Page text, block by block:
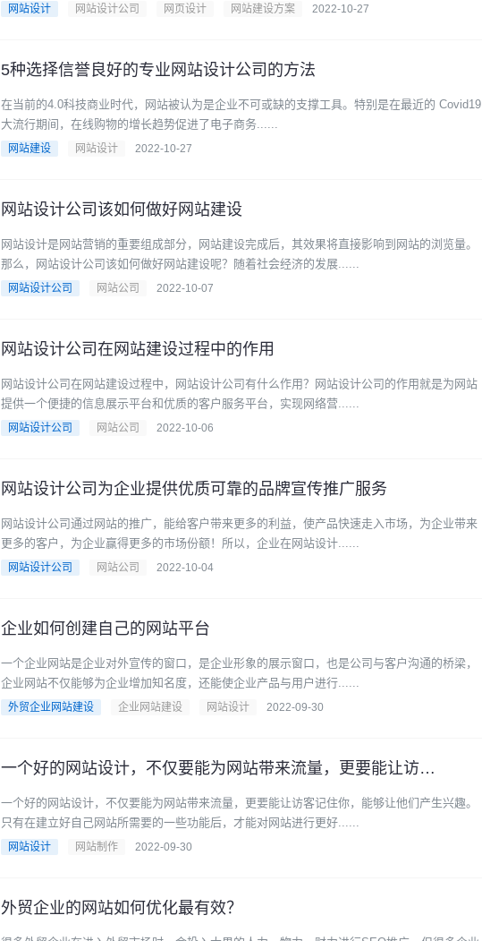
网站设计 网站设计公司 网页设计 网站建设方案 2022-10-27
5种选择信誉良好的专业网站设计公司的方法
在当前的4.0科技商业时代，网站被认为是企业不可或缺的支撑工具。特别是在最近的 Covid19
大流行期间，在线购物的增长趋势促进了电子商务......
网站建设 网站设计 2022-10-27
网站设计公司该如何做好网站建设
网站设计是网站营销的重要组成部分，网站建设完成后，其效果将直接影响到网站的浏览量。
那么，网站设计公司该如何做好网站建设呢？随着社会经济的发展......
网站设计公司 网站公司 2022-10-07
网站设计公司在网站建设过程中的作用
网站设计公司在网站建设过程中，网站设计公司有什么作用？网站设计公司的作用就是为网站
提供一个便捷的信息展示平台和优质的客户服务平台，实现网络营......
网站设计公司 网站公司 2022-10-06
网站设计公司为企业提供优质可靠的品牌宣传推广服务
网站设计公司通过网站的推广，能给客户带来更多的利益，使产品快速走入市场，为企业带来
更多的客户，为企业赢得更多的市场份额！所以，企业在网站设计......
网站设计公司 网站公司 2022-10-04
企业如何创建自己的网站平台
一个企业网站是企业对外宣传的窗口，是企业形象的展示窗口，也是公司与客户沟通的桥梁，
企业网站不仅能够为企业增加知名度，还能使企业产品与用户进行......
外贸企业网站建设 企业网站建设 网站设计 2022-09-30
一个好的网站设计，不仅要能为网站带来流量，更要能让访客记住你
一个好的网站设计，不仅要能为网站带来流量，更要能让访客记住你，能够让他们产生兴趣。
只有在建立好自己网站所需要的一些功能后，才能对网站进行更好......
网站设计 网站制作 2022-09-30
外贸企业的网站如何优化最有效？